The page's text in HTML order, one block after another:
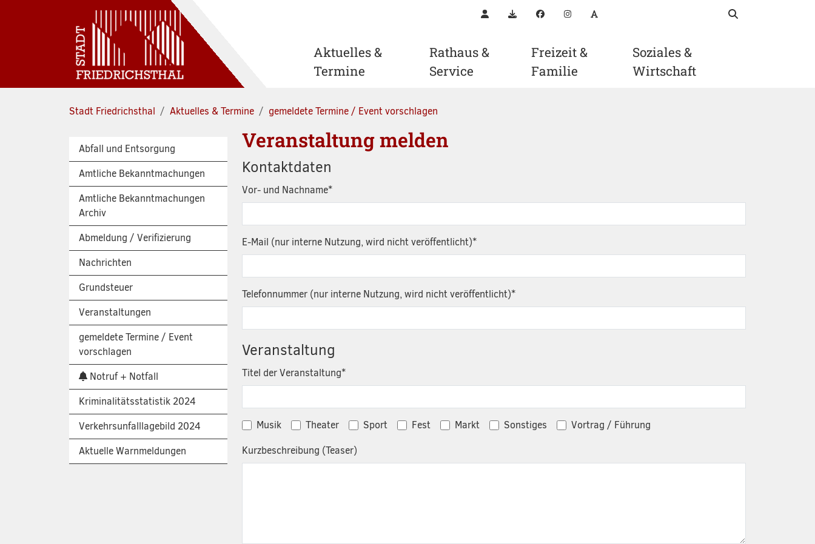
KontaktDownloadsFacebookInstagramSchriftgröße anpassen
Aktuelles &
Termine
Rathaus &
Service
Freizeit &
Familie
Soziales &
Wirtschaft
Stadt Friedrichsthal Aktuelles & Termine gemeldete Termine / Event vorschlagen
Abfall und Entsorgung
Amtliche Bekanntmachungen
Amtliche Bekanntmachungen
Archiv
Abmeldung / Verifizierung
Nachrichten
Grundsteuer
Veranstaltungen
gemeldete Termine / Event
vorschlagen
Notruf + Notfall
Kriminalitätsstatistik 2024
Verkehrsunfalllagebild 2024
Aktuelle Warnmeldungen
Veranstaltung melden
Kontaktdaten
Vor- und Nachname*
E-Mail (nur interne Nutzung, wird nicht veröffentlicht)*
Telefonnummer (nur interne Nutzung, wird nicht veröffentlicht)*
Veranstaltung
Titel der Veranstaltung*
Musik Theater Sport Fest Markt Sonstiges
Vortrag / Führung
Kurzbeschreibung (Teaser)